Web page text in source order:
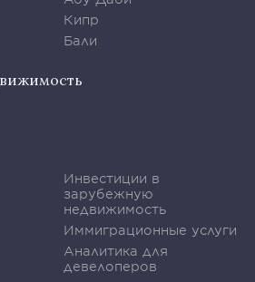
Кипр
Бали
Инвестиции в
зарубежную
недвижимость
Иммиграционные услуги
Аналитика для
девелоперов